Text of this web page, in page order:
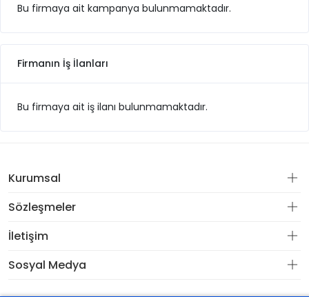
Bu firmaya ait kampanya bulunmamaktadır.
Firmanın İş İlanları
Bu firmaya ait iş ilanı bulunmamaktadır.
Kurumsal
Sözleşmeler
İletişim
Sosyal Medya